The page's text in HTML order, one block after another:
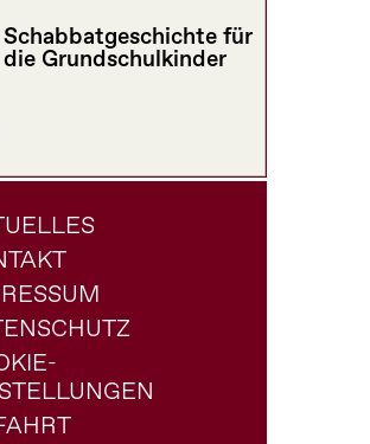
Schabbatgeschichte für
die Grundschulkinder